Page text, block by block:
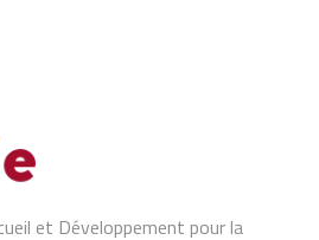
et Développement pour la